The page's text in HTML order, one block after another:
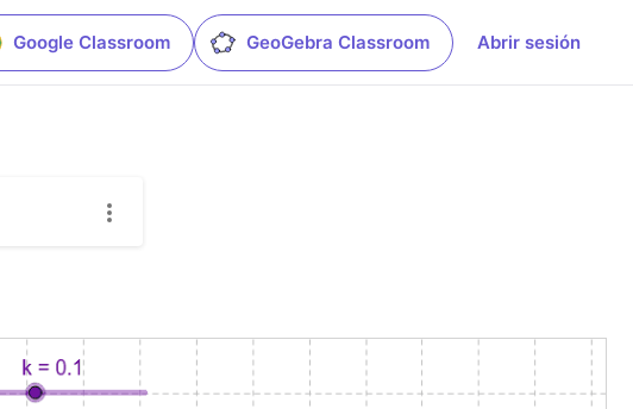
Google Classroom GeoGebra Classroom Abrir sesión